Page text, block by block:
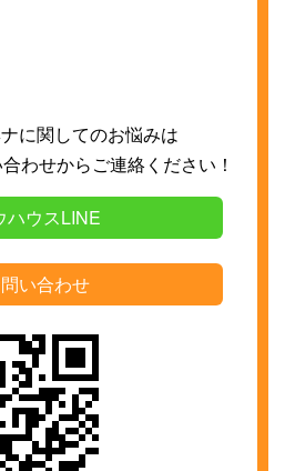
に関してのお悩みは
合わせからご連絡ください！
ハウスLINE
い合わせ